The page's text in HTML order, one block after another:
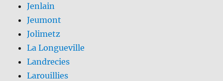
Jenlain
Jeumont
Jolimetz
La Longueville
Landrecies
Larouillies